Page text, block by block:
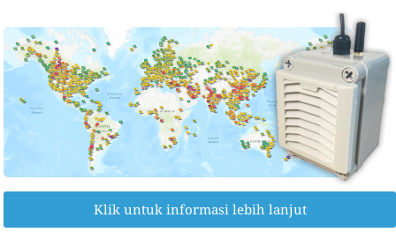
Klik untuk informasi lebih lanjut